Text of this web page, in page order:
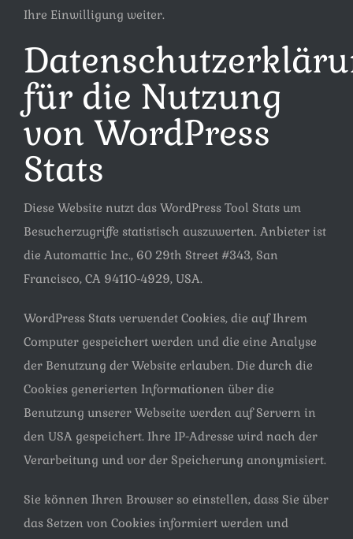
Ihre Einwilligung weiter.
für die Nutzung
von WordPress
Stats
Diese Website nutzt das WordPress Tool Stats um
Besucherzugriffe statistisch auszuwerten. Anbieter ist
die Automattic Inc., 60 29th Street #343, San
Francisco, CA 94110-4929, USA.
WordPress Stats verwendet Cookies, die auf Ihrem
Computer gespeichert werden und die eine Analyse
der Benutzung der Website erlauben. Die durch die
Cookies generierten Informationen über die
Benutzung unserer Webseite werden auf Servern in
den USA gespeichert. Ihre IP-Adresse wird nach der
Verarbeitung und vor der Speicherung anonymisiert.
Sie können Ihren Browser so einstellen, dass Sie über
das Setzen von Cookies informiert werden und